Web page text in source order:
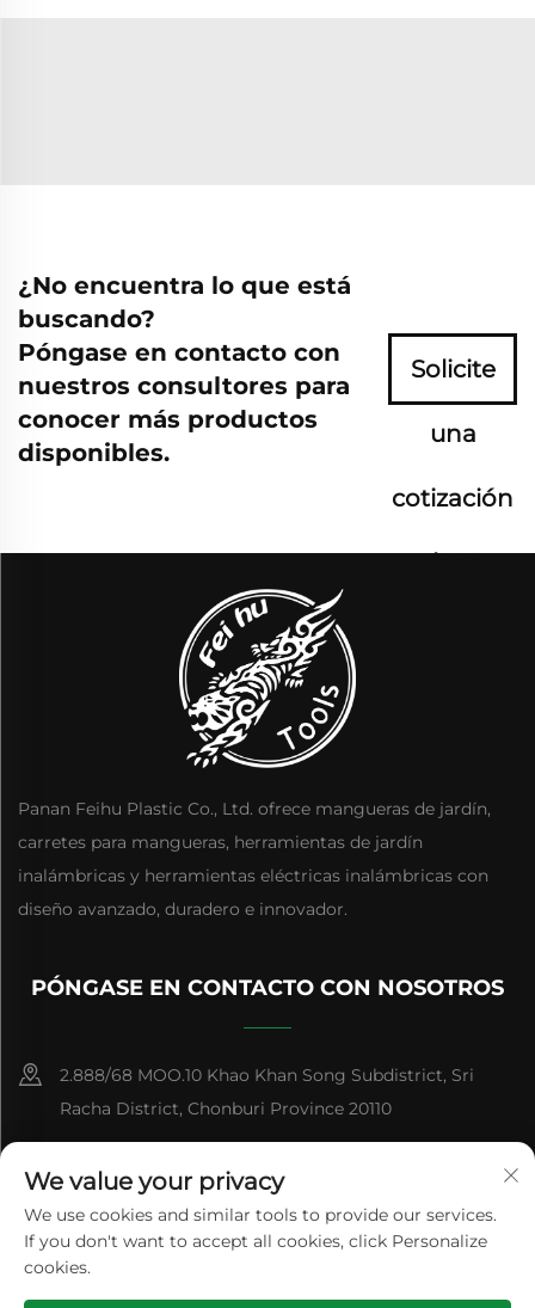
¿No encuentra lo que está
buscando?
Póngase en contacto con
nuestros consultores para
conocer más productos
disponibles.
Solicite
una
cotización
ahora
Panan Feihu Plastic Co., Ltd. ofrece mangueras de jardín,
carretes para mangueras, herramientas de jardín
inalámbricas y herramientas eléctricas inalámbricas con
diseño avanzado, duradero e innovador.
PÓNGASE EN CONTACTO CON NOSOTROS
2.888/68 MOO.10 Khao Khan Song Subdistrict, Sri
Racha District, Chonburi Province 20110
[email protected]
We value your privacy
We use cookies and similar tools to provide our services.
If you don't want to accept all cookies, click Personalize
cookies.